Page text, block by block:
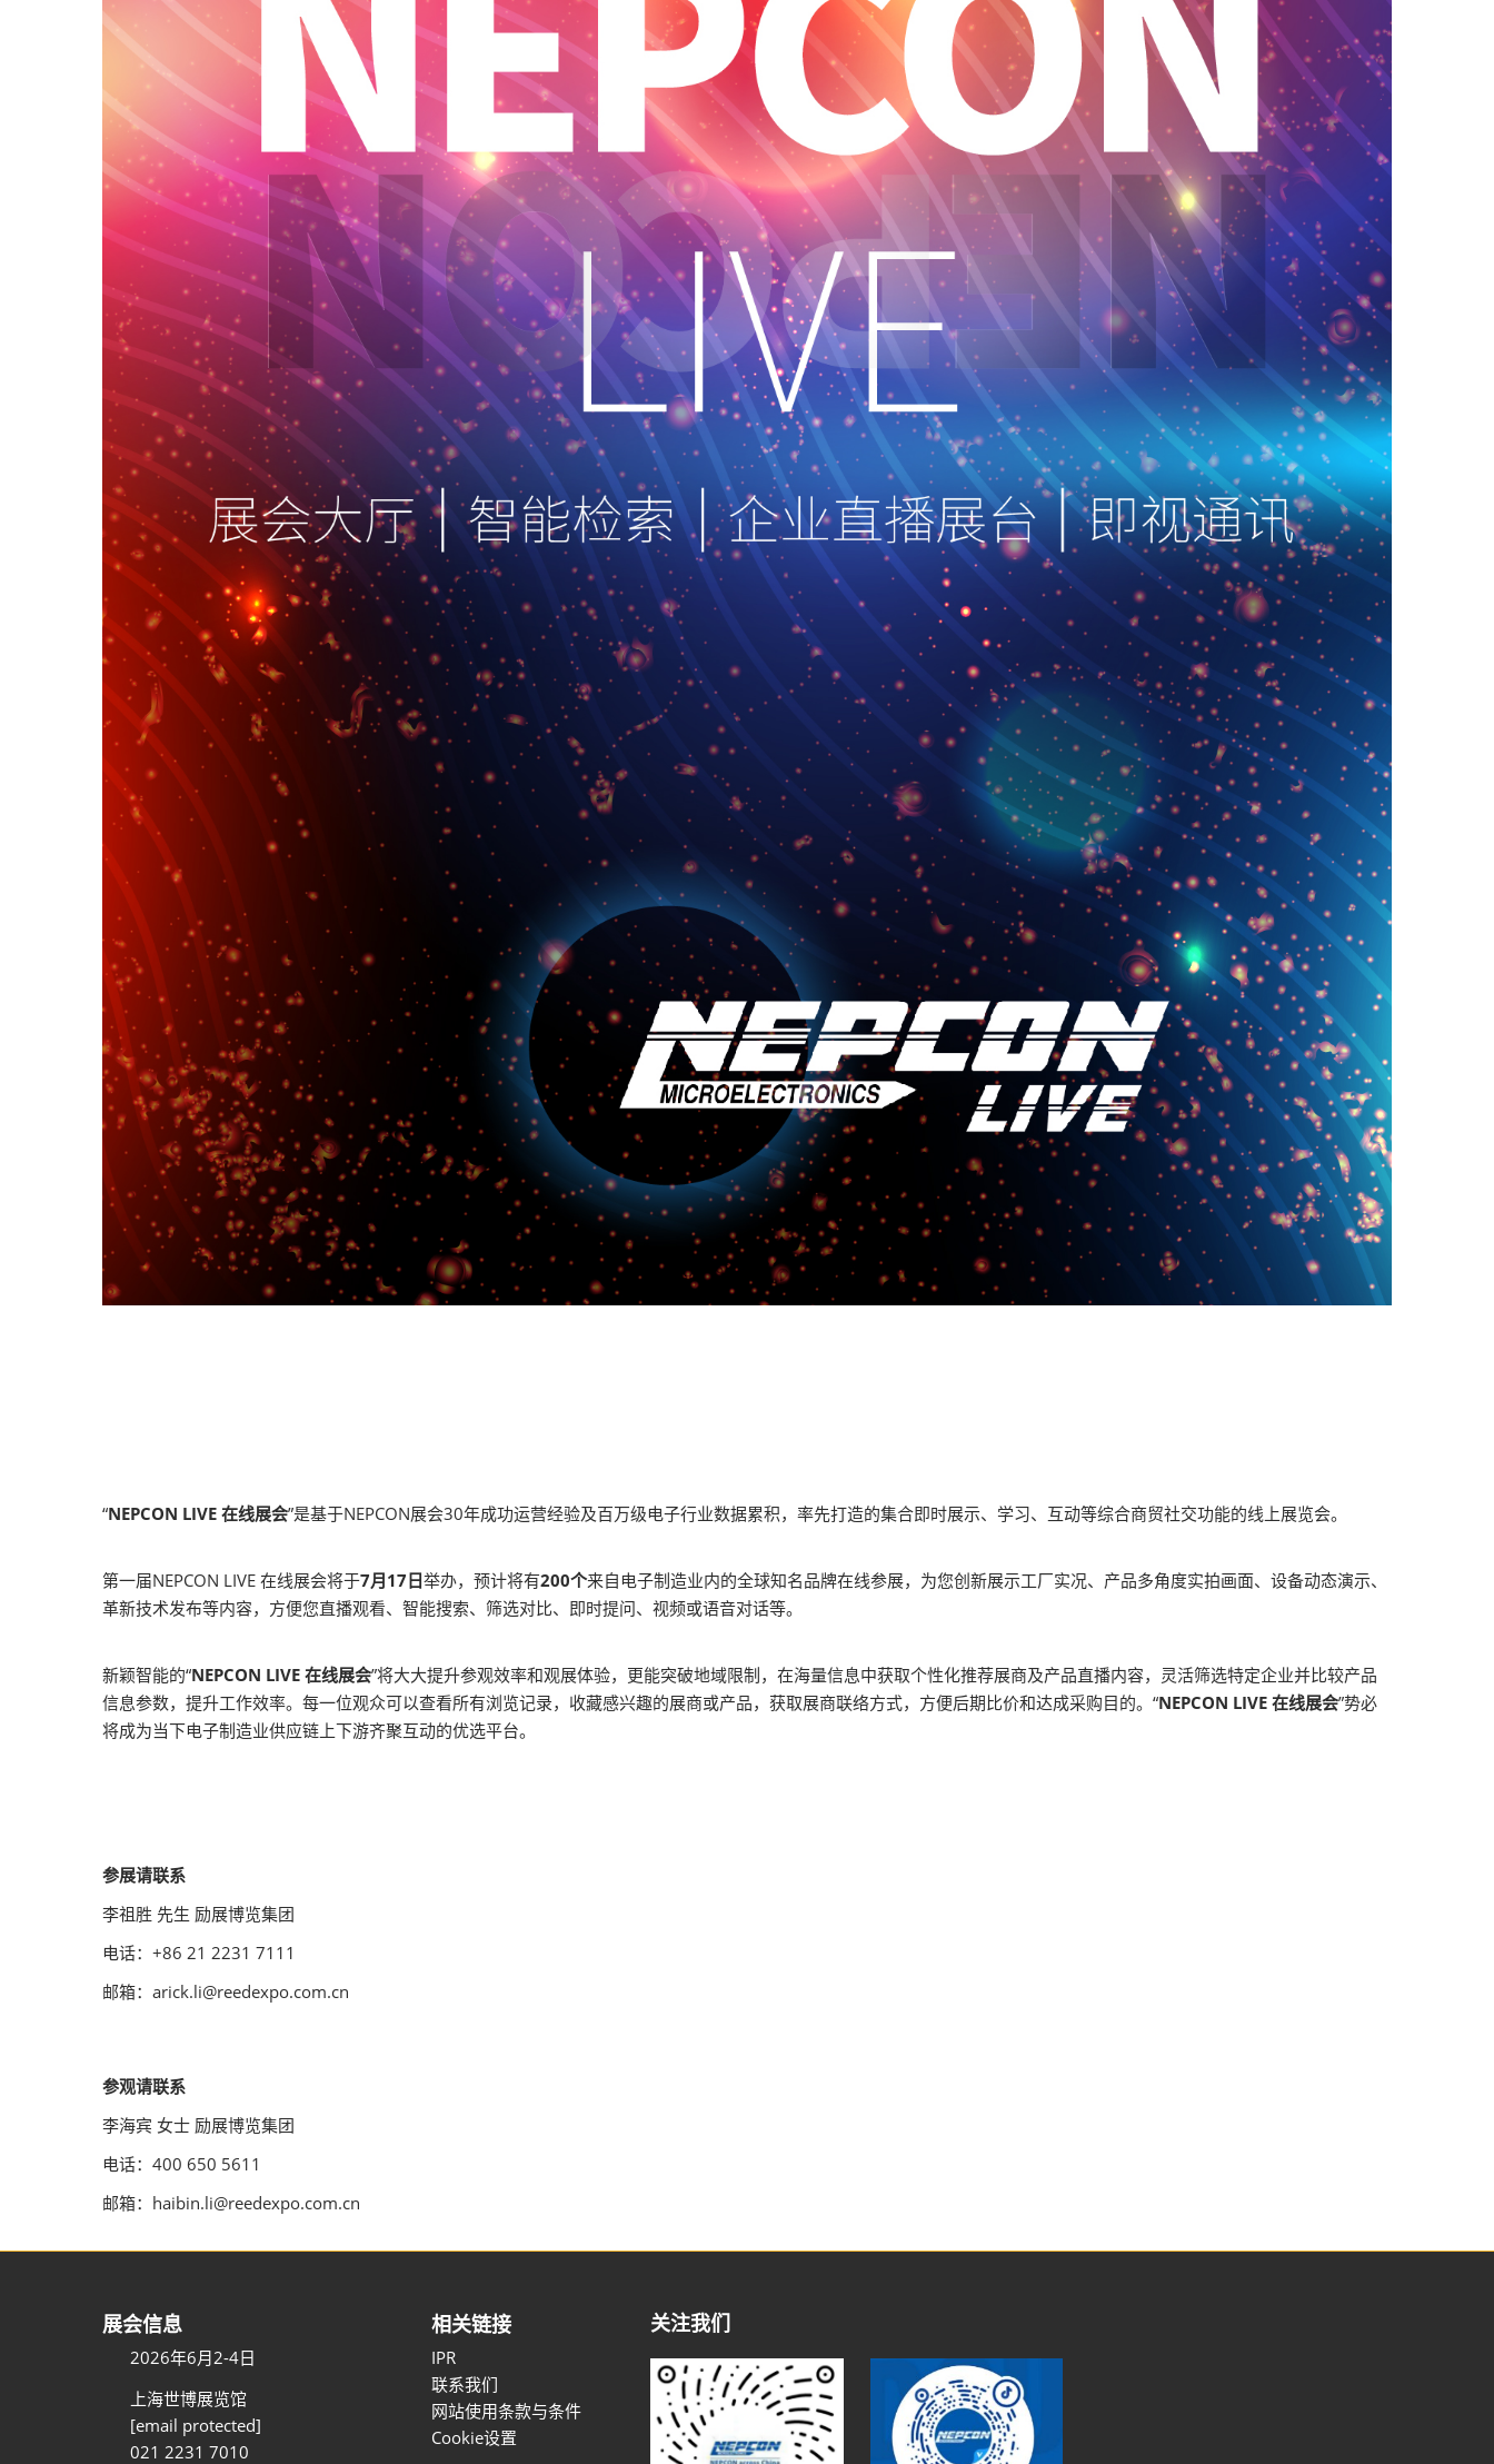
“NEPCON LIVE 在线展会”是基于NEPCON展会30年成功运营经验及百万级电子行业数据累积，率先打造的集合即时展示、学习、互动等综合商贸社交功能的线上展览会。
第一届NEPCON LIVE 在线展会将于7月17日举办，预计将有200个来自电子制造业内的全球知名品牌在线参展，为您创新展示工厂实况、产品多角度实拍画面、设备动态演示、
革新技术发布等内容，方便您直播观看、智能搜索、筛选对比、即时提问、视频或语音对话等。
新颖智能的“NEPCON LIVE 在线展会”将大大提升参观效率和观展体验，更能突破地域限制，在海量信息中获取个性化推荐展商及产品直播内容，灵活筛选特定企业并比较产品
信息参数，提升工作效率。每一位观众可以查看所有浏览记录，收藏感兴趣的展商或产品，获取展商联络方式，方便后期比价和达成采购目的。“NEPCON LIVE 在线展会”势必
将成为当下电子制造业供应链上下游齐聚互动的优选平台。
参展请联系
李祖胜 先生 励展博览集团
电话：+86 21 2231 7111
邮箱：arick.li@reedexpo.com.cn
参观请联系
李海宾 女士 励展博览集团
电话：400 650 5611
邮箱：haibin.li@reedexpo.com.cn
展会信息
2026年6月2-4日
上海世博展览馆
[email protected]
021 2231 7010
相关链接
IPR
联系我们
网站使用条款与条件
Cookie设置
关注我们